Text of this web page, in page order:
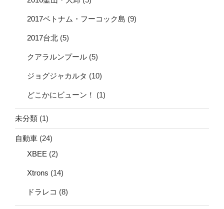
2017ベトナム・フーコック島 (9)
2017台北 (5)
クアラルンプール (5)
ジョグジャカルタ (10)
どこかにビューン！ (1)
未分類 (1)
自動車 (24)
XBEE (2)
Xtrons (14)
ドラレコ (8)